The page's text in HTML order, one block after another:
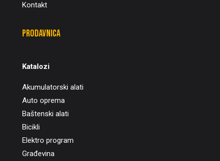
Kontakt
Prodavnica
Katalozi
Akumulatorski alati
Auto oprema
Baštenski alati
Bicikli
Elektro program
Građevina